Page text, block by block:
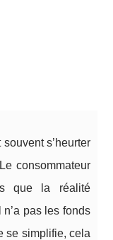
s’heurter
consommateur
que la réalité
pas les fonds
se simplifie, cela